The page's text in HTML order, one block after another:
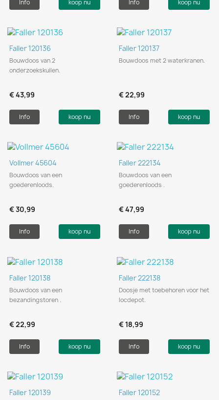
Info koop nu Info koop nu
Faller 120136
Bouwdoos van 2
onderzoekskuilen.
€ 43,99
Info koop nu
Faller 120137
Bouwdoos met 2 waterkranen.
€ 22,99
Info koop nu
Vollmer 45604
Bouwdoos van een
goederenloods.
€ 30,99
Info koop nu
Faller 222134
Bouwdoos van een
goederenloods .
€ 47,99
Info koop nu
Faller 120138
Bouwdoos van een
bezandingstoren .
€ 22,99
Info koop nu
Faller 222138
Doosje met toebehoren voor het
locdepot.
€ 18,99
Info koop nu
Faller 120139 Faller 120152